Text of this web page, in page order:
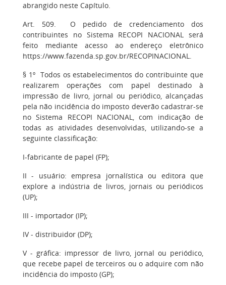
abrangido neste Capítulo.
Art. 509. O pedido de credenciamento dos
contribuintes no Sistema RECOPI NACIONAL será
feito mediante acesso ao endereço eletrônico
https://www.fazenda.sp.gov.br/RECOPINACIONAL.
§ 1º Todos os estabelecimentos do contribuinte que
realizarem operações com papel destinado à
impressão de livro, jornal ou periódico, alcançadas
pela não incidência do imposto deverão cadastrar-se
no Sistema RECOPI NACIONAL, com indicação de
todas as atividades desenvolvidas, utilizando-se a
seguinte classificação:
I-fabricante de papel (FP);
II - usuário: empresa jornalística ou editora que
explore a indústria de livros, jornais ou periódicos
(UP);
III - importador (IP);
IV - distribuidor (DP);
V - gráfica: impressor de livro, jornal ou periódico,
que recebe papel de terceiros ou o adquire com não
incidência do imposto (GP);